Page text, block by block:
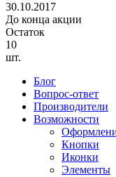
30.10.2017
До конца акции
Остаток
10
шт.
Блог
Вопрос-ответ
Производители
Возможности
Кнопки
Иконки
Элементы